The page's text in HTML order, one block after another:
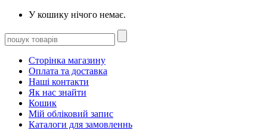
У кошику нічого немає.
Сторінка магазину
Оплата та доставка
Наші контакти
Як нас знайти
Кошик
Мій обліковий запис
Каталоги для замовленнь